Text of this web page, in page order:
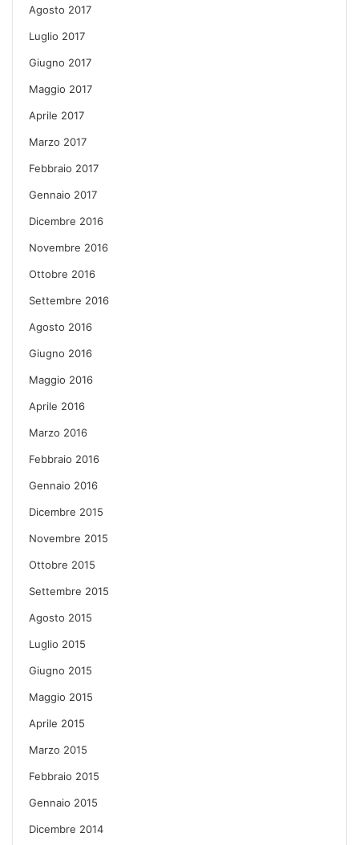
Agosto 2017
Luglio 2017
Giugno 2017
Maggio 2017
Aprile 2017
Marzo 2017
Febbraio 2017
Gennaio 2017
Dicembre 2016
Novembre 2016
Ottobre 2016
Settembre 2016
Agosto 2016
Giugno 2016
Maggio 2016
Aprile 2016
Marzo 2016
Febbraio 2016
Gennaio 2016
Dicembre 2015
Novembre 2015
Ottobre 2015
Settembre 2015
Agosto 2015
Luglio 2015
Giugno 2015
Maggio 2015
Aprile 2015
Marzo 2015
Febbraio 2015
Gennaio 2015
Dicembre 2014